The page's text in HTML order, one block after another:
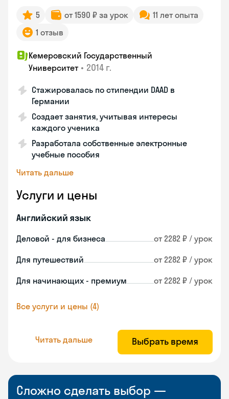
5 от 1590 ₽ за урок
11 лет опыта
1 отзыв
Кемеровский Государственный
Университет • 2014 г.
Стажировалась по стипендии DAAD в
Германии
Создает занятия, учитывая интересы
каждого ученика
Разработала собственные электронные
учебные пособия
Читать дальше
Услуги и цены
Английский язык
Деловой - для бизнеса от 2282 ₽ / урок
Для путешествий от 2282 ₽ / урок
Для начинающих - премиум от 2282 ₽ / урок
Все услуги и цены (4)
Читать дальше Выбрать время
Сложно сделать выбор —